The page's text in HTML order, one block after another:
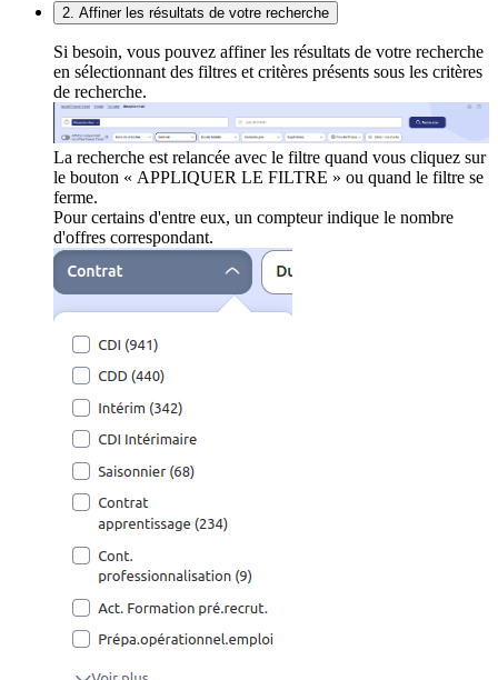
2. Affiner les résultats de votre recherche
Si besoin, vous pouvez affiner les résultats de votre recherche
en sélectionnant des filtres et critères présents sous les critères
de recherche.
La recherche est relancée avec le filtre quand vous cliquez sur
le bouton « APPLIQUER LE FILTRE » ou quand le filtre se
ferme.
Pour certains d'entre eux, un compteur indique le nombre
d'offres correspondant.